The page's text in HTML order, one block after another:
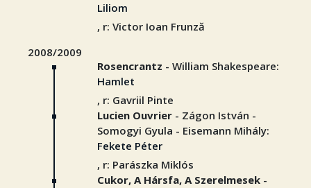
Liliom
, r: Victor Ioan Frunză
2008/2009
Rosencrantz - William Shakespeare:
Hamlet
, r: Gavriil Pinte
Lucien Ouvrier - Zágon István -
Somogyi Gyula - Eisemann Mihály:
Fekete Péter
, r: Parászka Miklós
Cukor, A Hársfa, A Szerelmesek -